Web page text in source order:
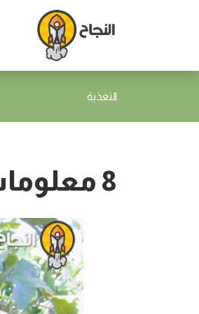
التغذية
8 معلومات هامة عن ثمرة العنب